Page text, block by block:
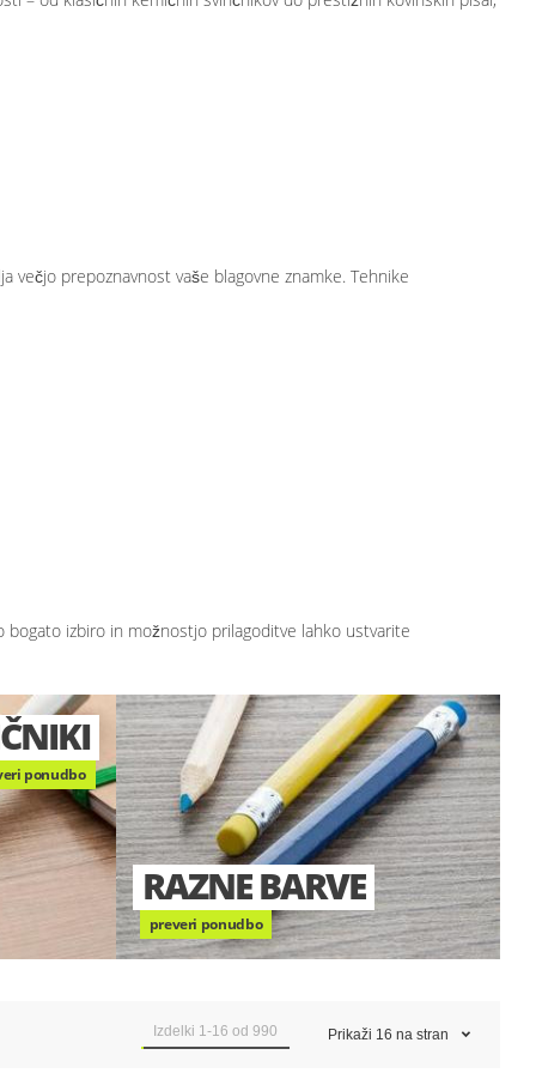
večjo prepoznavnost vaše blagovne znamke. Tehnike
bogato izbiro in možnostjo prilagoditve lahko ustvarite
VELIKA IZBIRA BARV
preveri ponudbo
Izdelki 1 -16 od 990 Prikaži 16 na stran